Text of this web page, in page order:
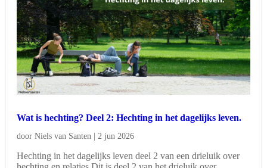
Wat is hechting? Deel 2: Hechting in het dagelijks leven.
door Niels van Santen 2 jun 2026
Hechting in het dagelijks leven deel 2 van een drieluik over